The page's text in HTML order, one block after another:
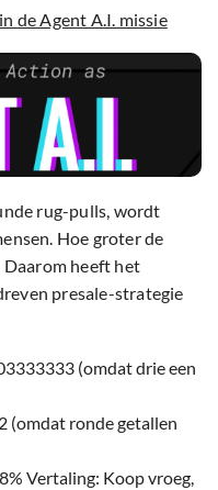
de Agent A.I. missie
rug-pulls, wordt
Hoe groter de
Daarom heeft het
presale-strategie
(omdat drie een
(omdat ronde getallen
Vertaling: Koop vroeg,